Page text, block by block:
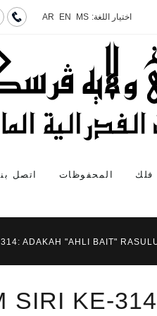
اختيار اللغة: MS
EN
AR
فلك المحفوظات اتصل
ADAKAH "AHLI BAIT"
SIRI KE-